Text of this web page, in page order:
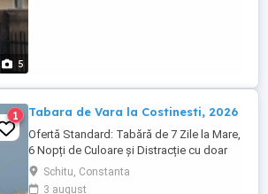
5
1 Tabara de Vara la Costinesti, 2026
Ofertă Standard: Tabără de 7 Zile la Mare,
6 Nopți de Culoare și Distracție cu doar
1200 Lei Soare, Mare, Nisip și Multă
Distracție ! Sejur de 7 Zile, 6 Nopți
Schitu, Constanta
3 august